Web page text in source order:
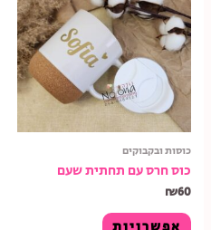
כוסות ובקבוקים
כוס חרס עם תחתית שעם
₪60